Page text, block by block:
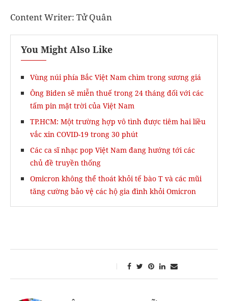
Content Writer: Tử Quân
You Might Also Like
Vùng núi phía Bắc Việt Nam chìm trong sương giá
Ông Biden sẽ miễn thuế trong 24 tháng đối với các
tấm pin mặt trời của Việt Nam
TP.HCM: Một trường hợp vô tình được tiêm hai liều
vắc xin COVID-19 trong 30 phút
Các ca sĩ nhạc pop Việt Nam đang hướng tới các
chủ đề truyền thống
Omicron không thể thoát khỏi tế bào T và các mũi
tăng cường bảo vệ các hộ gia đình khỏi Omicron